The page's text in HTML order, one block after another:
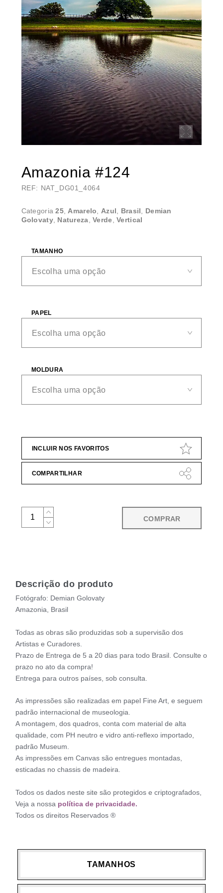
Amazonia #124
REF: NAT_DG01_4064
Categoria25,Amarelo,Azul, Brasil, Demian
Golovaty, Natureza,Verde,Vertical
TAMANHO
PAPEL
MOLDURA
INCLUIR NOS FAVORITOS
COMPARTILHAR
COMPRAR
Descrição do produto
Fotógrafo: Demian Golovaty
Amazonia, Brasil
Todas as obras são produzidas sob a supervisão dos
Artistas e Curadores.
Prazo de Entrega de 5 a 20 dias para todo Brasil. Consulte o
prazo no ato da compra!
Entrega para outros países, sob consulta.
As impressões são realizadas em papel Fine Art, e seguem
padrão internacional de museologia.
A montagem, dos quadros, conta com material de alta
qualidade, com PH neutro e vidro anti-reflexo importado,
padrão Museum.
As impressões em Canvas são entregues montadas,
esticadas no chassis de madeira.
Todos os dados neste site são protegidos e criptografados,
Veja a nossa política de privacidade.
Todos os direitos Reservados ®
TAMANHOS